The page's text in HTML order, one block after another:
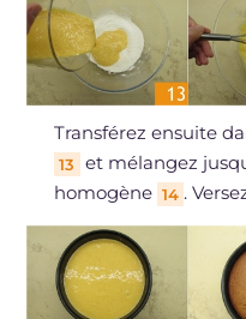
Transférez ensuite
13
et mélangez
homogène 14 .